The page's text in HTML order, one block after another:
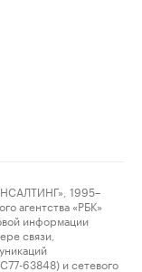
1995–
агентства «РБК»
информации
связи,
63848) и сетевого